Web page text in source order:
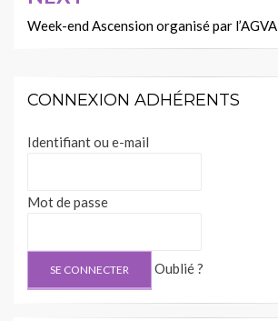
Week-end Ascension organisé par l’AGVA
CONNEXION ADHÉRENTS
Identifiant ou e-mail
Mot de passe
Oublié ?